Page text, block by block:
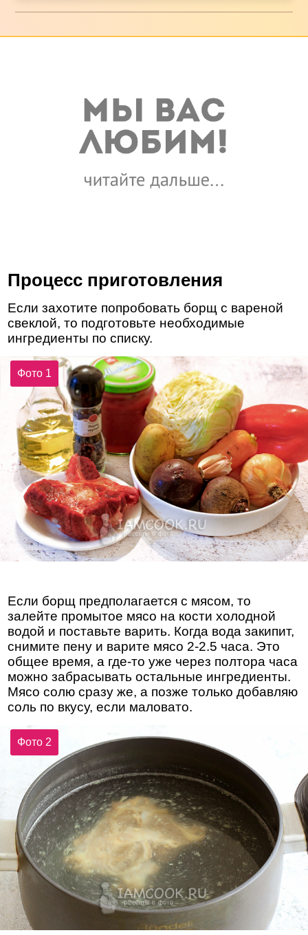
Процесс приготовления
Если захотите попробовать борщ с вареной
свеклой, то подготовьте необходимые
ингредиенты по списку.
Фото 1
Если борщ предполагается с мясом, то
залейте промытое мясо на кости холодной
водой и поставьте варить. Когда вода закипит,
снимите пену и варите мясо 2-2.5 часа. Это
общее время, а где-то уже через полтора часа
можно забрасывать остальные ингредиенты.
Мясо солю сразу же, а позже только добавляю
соль по вкусу, если маловато.
Фото 2